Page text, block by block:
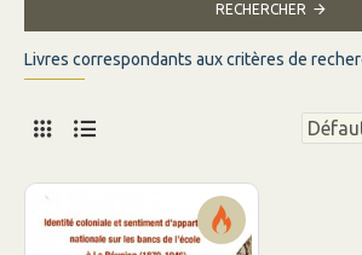
RECHERCHER
Livres correspondants aux critères de